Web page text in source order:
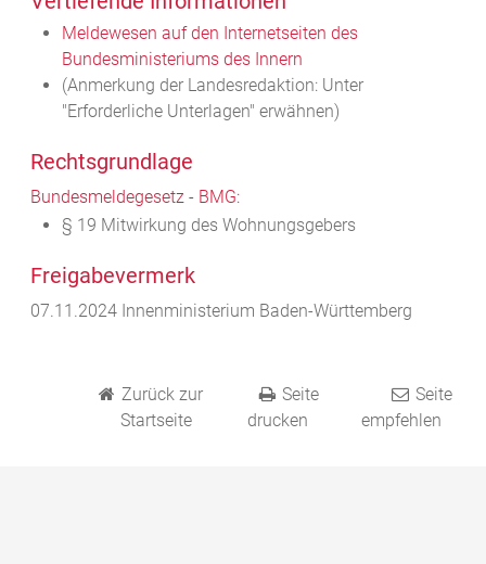
Meldewesen auf den Internetseiten des
Bundesministeriums des Innern
(Anmerkung der Landesredaktion: Unter
"Erforderliche Unterlagen" erwähnen)
Rechtsgrundlage
Bundesmeldegesetz - BMG:
§ 19 Mitwirkung des Wohnungsgebers
Freigabevermerk
07.11.2024 Innenministerium Baden-Württemberg
Zurück zur
Startseite
Seite
drucken
Seite
empfehlen